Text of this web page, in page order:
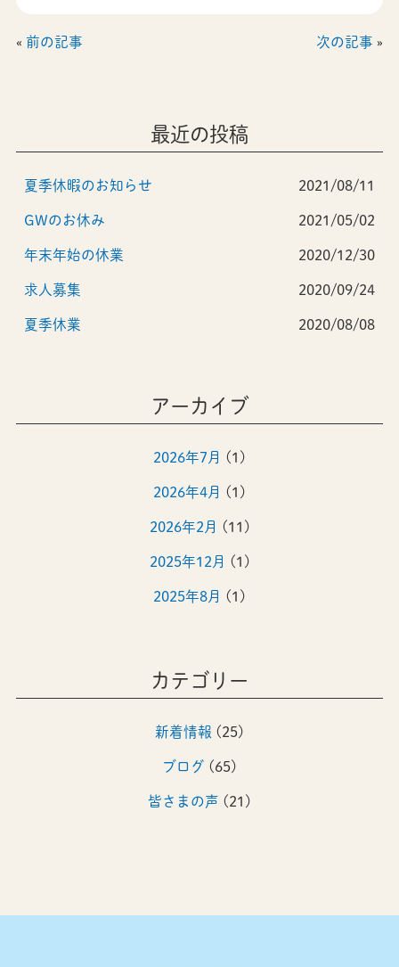
« 前の記事 次の記事 »
最近の投稿
夏季休暇のお知らせ 2021/08/11
GWのお休み 2021/05/02
年末年始の休業 2020/12/30
求人募集 2020/09/24
夏季休業 2020/08/08
アーカイブ
2026年7月 (1)
2026年4月 (1)
2026年2月 (11)
2025年12月 (1)
2025年8月 (1)
2024年8月(1)
2024年4月(1)
2023年12月(1)
2023年8月 (1)
カテゴリー
新着情報 (25)
ブログ (65)
皆さまの声 (21)